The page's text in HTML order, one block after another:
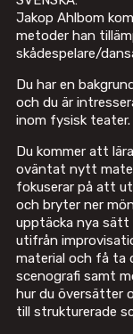
Jakop Ahlbom
metoder han
skådespelare/
Du har en
och du är
inom fysisk teater.
Du kommer att
oväntat nytt
fokuserar på att
och bryter ner
upptäcka nya sätt
utifrån
material och få ta
scenografi samt
hur du översätter
till strukturerade